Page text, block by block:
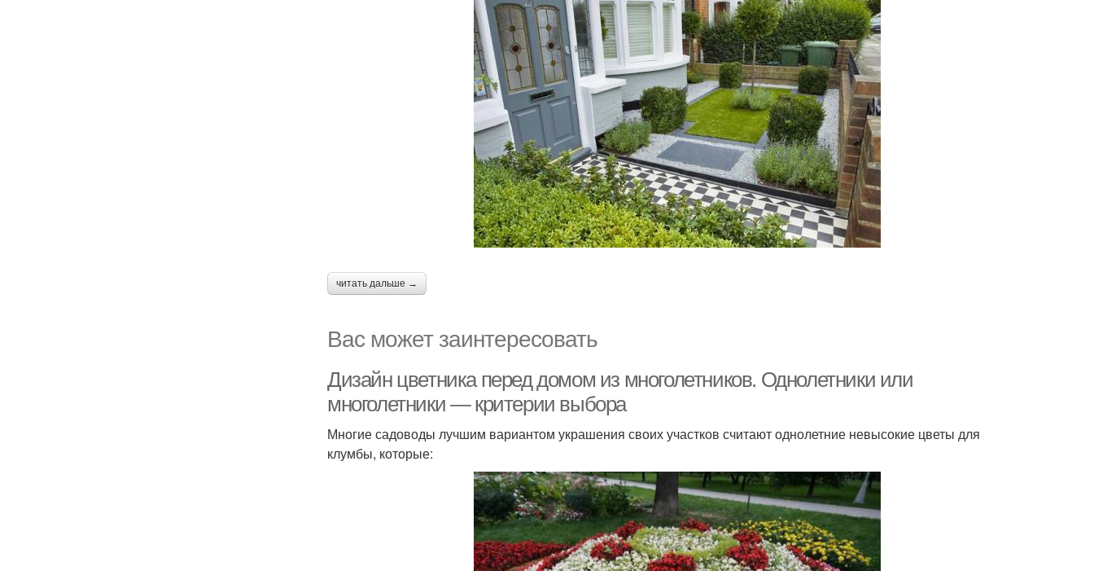
читать дальше →
Вас может заинтересовать
Дизайн цветника перед домом из многолетников. Однолетники или
многолетники — критерии выбора
Многие садоводы лучшим вариантом украшения своих участков считают однолетние невысокие цветы для
клумбы, которые: